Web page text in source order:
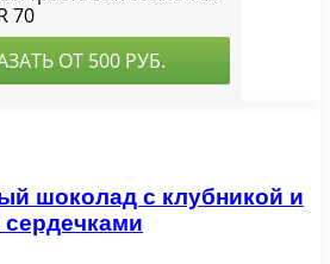
шоколад с клубникой и